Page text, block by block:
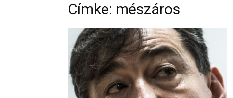
Címke: mészáros